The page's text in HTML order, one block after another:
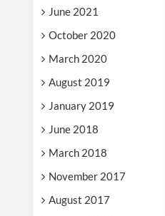
June 2021
October 2020
March 2020
August 2019
January 2019
June 2018
March 2018
November 2017
August 2017